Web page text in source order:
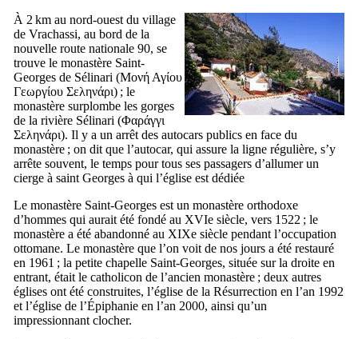
À 2 km au nord-ouest du village
de Vrachassi, au bord de la
nouvelle route nationale 90, se
trouve le monastère Saint-
Georges de Sélinari (Μονή Αγίου
Γεωργίου Σεληνάρι) ; le
monastère surplombe les gorges
de la rivière Sélinari (Φαράγγι
Σεληνάρι). Il y a un arrêt des autocars publics en face du
monastère ; on dit que l’autocar, qui assure la ligne régulière, s’y
arrête souvent, le temps pour tous ses passagers d’allumer un
cierge à saint Georges à qui l’église est dédiée
Le monastère Saint-Georges est un monastère orthodoxe
d’hommes qui aurait été fondé au XVIe siècle, vers 1522 ; le
monastère a été abandonné au XIXe siècle pendant l’occupation
ottomane. Le monastère que l’on voit de nos jours a été restauré
en 1961 ; la petite chapelle Saint-Georges, située sur la droite en
entrant, était le catholicon de l’ancien monastère ; deux autres
églises ont été construites, l’église de la Résurrection en l’an 1992
et l’église de l’Épiphanie en l’an 2000, ainsi qu’un
impressionnant clocher.